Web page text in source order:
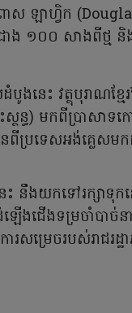
ាស ឡាហ្វិក
នជាង ១០០ សាងពីថ្ម
នេះ វត្ថុបុរាណខ្ម
ថន្ធ) មកពីប្រាសាទក
ពីប្រទេសអង់គ្លេសម
នឹងយកទៅរក្សាទុកន
ើងជើងទម្រចាំបាច់
សម្រេចរបស់រាជរដ្ឋ